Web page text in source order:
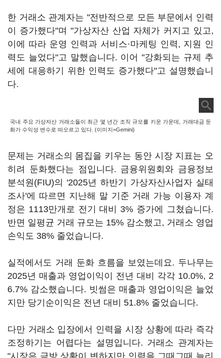
한 거래소 관계자는 "전반적으로 모든 부문에서 인력
이 증가했다"며 "가상자산 산업 자체가 커지고 있고,
이에 따라 운영 인력과 서비스·마케팅 인력, 지원 인
력도 늘었다"고 말했습니다. 이어 "강화되는 규제 추
세에 대응하기 위한 인력도 증가했다"고 설명했습니
다.
국내 주요 가상자산 거래소들이 최근 몇 년간 조직 규모를 키운 가운데, 거래대금 둔
화가 수익성 변수로 떠오르고 있다. (이미지=Gemini)
문제는 거래소의 몸집을 키우는 동안 시장 지표는 오
히려 둔화했다는 점입니다. 금융위원회와 금융정보
분석원(FIU)의 '2025년 하반기 가상자산사업자 실태
조사'에 따르면 지난해 말 기준 거래 가능 이용자 계
정은 1113만개로 전기 대비 3% 증가에 그쳤습니다.
반면 일평균 거래 규모는 15% 감소했고, 거래소 영업
손익도 38% 줄었습니다.
실적에서도 거래 둔화 흐름을 보였는데요. 두나무는
2025년 매출과 영업이익이 전년 대비 각각 10.0%, 2
6.7% 감소했습니다. 빗썸은 매출과 영업이익은 늘었
지만 당기순이익은 전년 대비 51.8% 줄었습니다.
다만 거래소 입장에서 인력을 시장 상황에 따라 즉각
조정하기는 어렵다는 설명입니다. 거래소 관계자는
"시장은 금방 상황이 변하지만 인력을 그때그때 늘리